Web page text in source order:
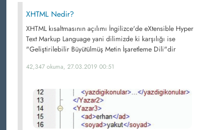
XHTML Nedir?
XHTML kısaltmasının açılımı İngilizce'de eXtensible Hyper
Text Markup Language yani dilimizde ki karşılığı ise
"Geliştirilebilir Büyütülmüş Metin İşaretleme Dili"dir
42,347 okuma, 27.03.2019 00:51